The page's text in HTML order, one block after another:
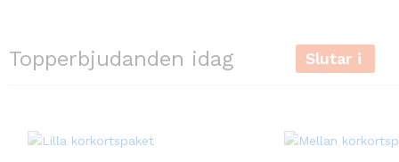
Topperbjudanden idag Slutar i